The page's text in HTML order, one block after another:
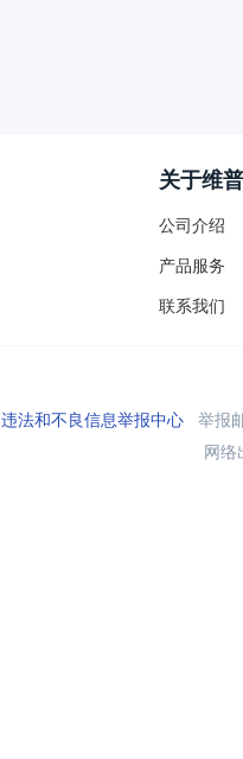
关于维普
公司介绍
产品服务
联系我们
违法和不良信息举报中心举报
网